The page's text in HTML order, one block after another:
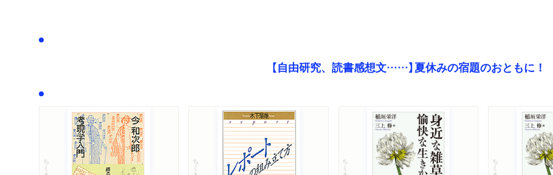
【自由研究、読書感想文……】夏休みの宿題のおともに！
ちくま文庫 ちくま学芸文庫 ちくま文庫 ちくま文庫